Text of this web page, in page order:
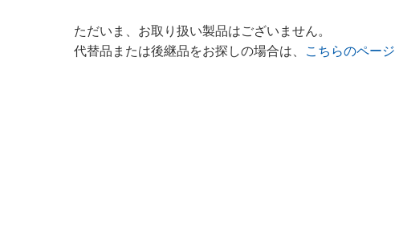
ただいま、お取り扱い製品はございません。
代替品または後継品をお探しの場合は、
こちらのページ